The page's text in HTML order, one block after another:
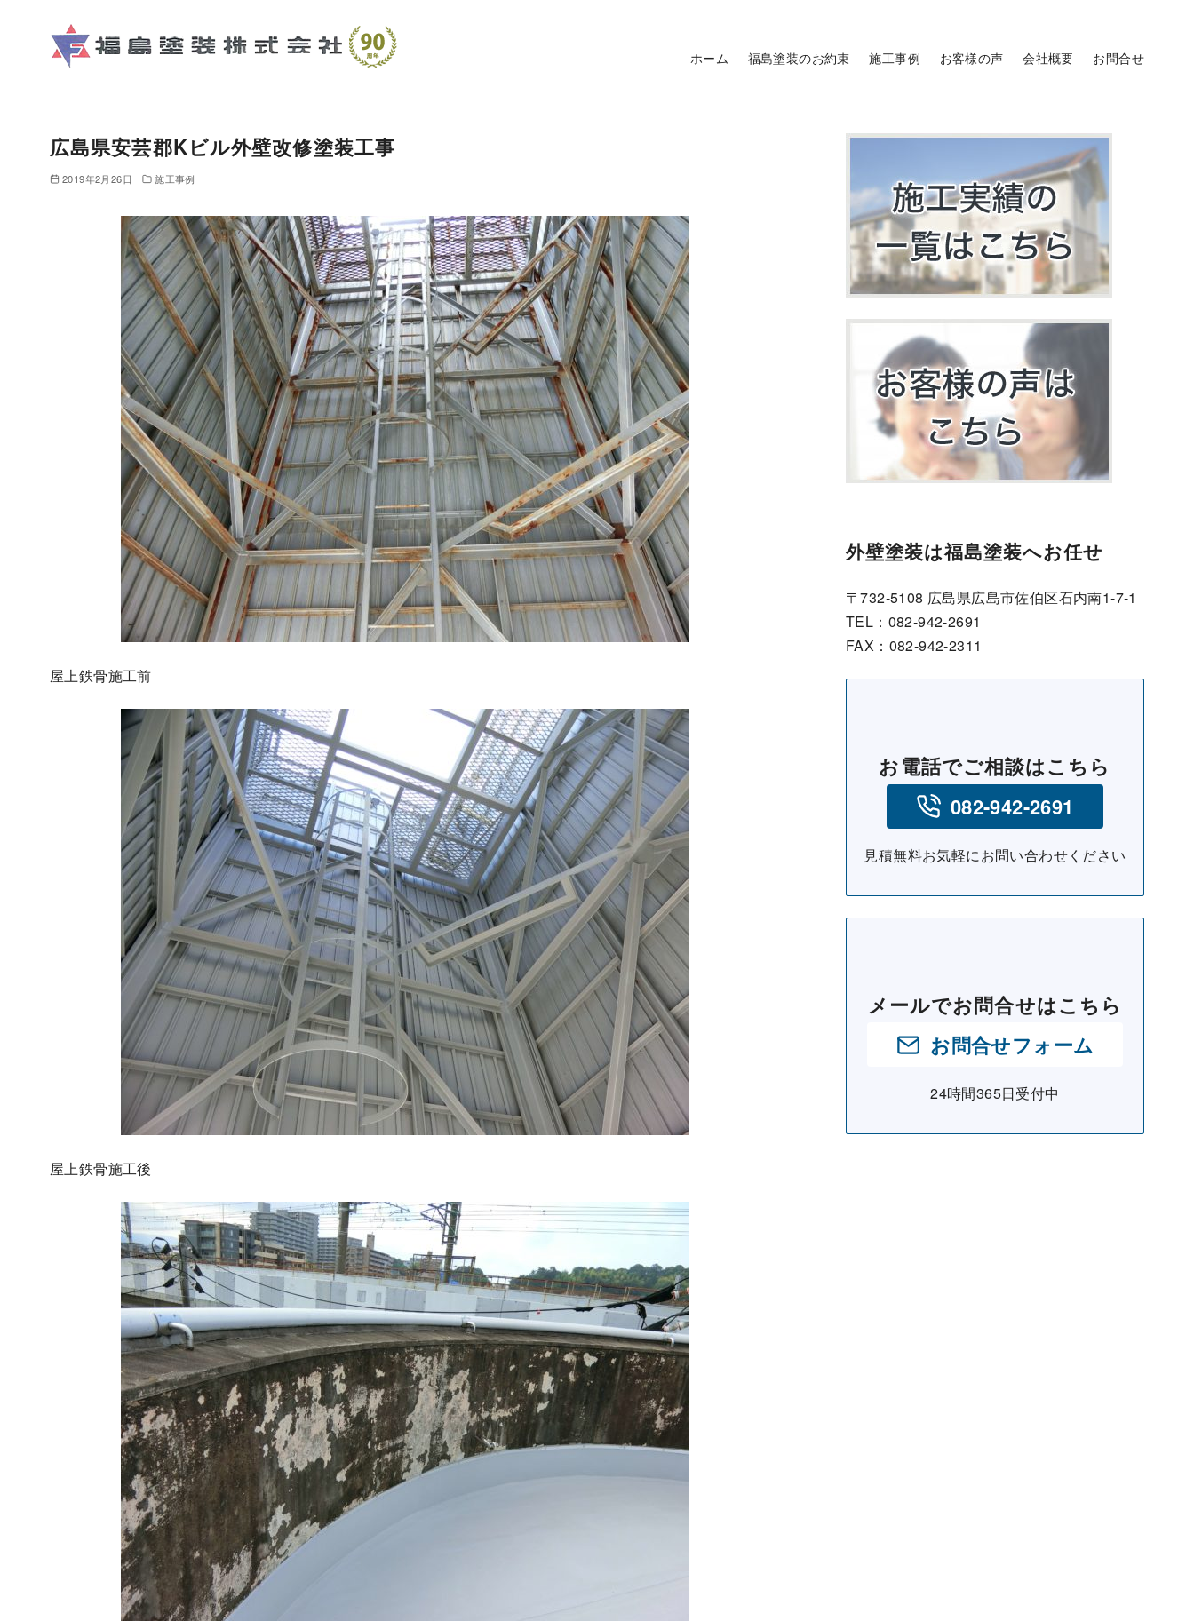
ホーム 福島塗装のお約束 施工事例 お客様の声 会社概要 お問合せ
広島県安芸郡Kビル外壁改修塗装工事
2019年2月26日 施工事例
屋上鉄骨施工前
屋上鉄骨施工後
外壁塗装は福島塗装へお任せ
〒732-5108 広島県広島市佐伯区石内南1-7-1
TEL：082-942-2691
FAX：082-942-2311
お電話でご相談はこちら
082-942-2691
見積無料お気軽にお問い合わせください
メールでお問合せはこちら
お問合せフォーム
24時間365日受付中